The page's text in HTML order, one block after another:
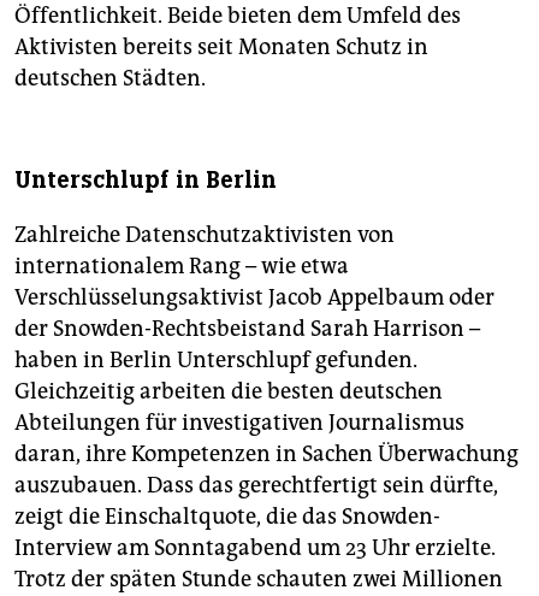
Öffentlichkeit. Beide bieten dem Umfeld des
Aktivisten bereits seit Monaten Schutz in
deutschen Städten.
Unterschlupf in Berlin
Zahlreiche Datenschutzaktivisten von
internationalem Rang – wie etwa
Verschlüsselungsaktivist Jacob Appelbaum oder
der Snowden-Rechtsbeistand Sarah Harrison –
haben in Berlin Unterschlupf gefunden.
Gleichzeitig arbeiten die besten deutschen
Abteilungen für investigativen Journalismus
daran, ihre Kompetenzen in Sachen Überwachung
auszubauen. Dass das gerechtfertigt sein dürfte,
zeigt die Einschaltquote, die das Snowden-
Interview am Sonntagabend um 23 Uhr erzielte.
Trotz der späten Stunde schauten zwei Millionen